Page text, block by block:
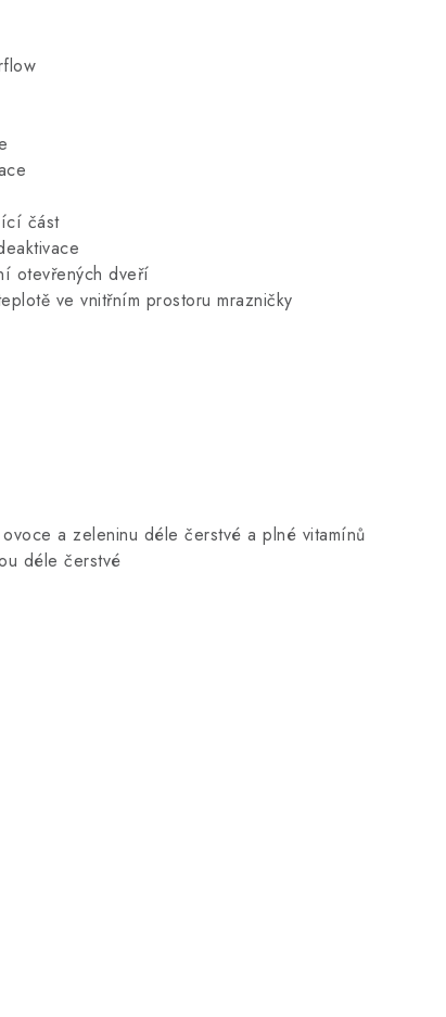
část
otevřených dveří
ve vnitřním prostoru mrazničky
a zeleninu déle čerstvé a plné vitamínů
déle čerstvé